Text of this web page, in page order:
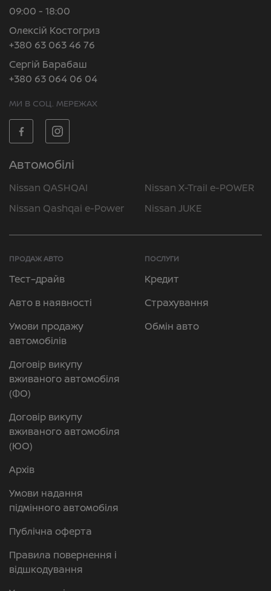
09:00 - 18:00
Олексій Костогриз
+380 63 063 46 76
Сергій Барабаш
+380 63 064 06 04
МИ В СОЦ. МЕРЕЖАХ
Автомобілі
Nissan QASHQAI
Nissan X-Trail e-POWER
Nissan Qashqai e-Power
Nissan JUKE
ПРОДАЖ АВТО
Тест–драйв
Авто в наявності
Умови продажу
автомобілів
Договір викупу
вживаного автомобіля
(ФО)
Договір викупу
вживаного автомобіля
(ЮО)
Архів
Умови надання
підмінного автомобіля
Публічна оферта
Правила повернення і
відшкодування
ПОСЛУГИ
Кредит
Страхування
Обмін авто